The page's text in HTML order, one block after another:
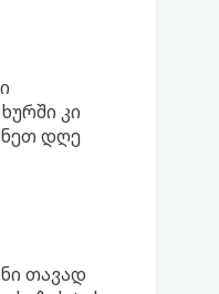
კი
დღე
თავად